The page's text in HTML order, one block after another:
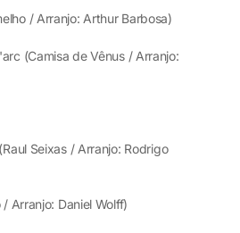
/ Arranjo: Arthur Barbosa)
(Camisa de Vênus / Arranjo:
Seixas / Arranjo: Rodrigo
Arranjo: Daniel Wolff)